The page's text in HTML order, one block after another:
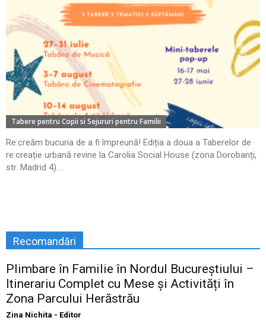
Tabere pentru Copii si Sejururi pentru Familii
Re:creăm bucuria de a fi împreună! Ediția a doua a Taberelor de
re:creație urbană revine la Carolia Social House (zona Dorobanți,
str. Madrid 4)....
Recomandări
Plimbare în Familie în Nordul Bucureștiului –
Itinerariu Complet cu Mese și Activități în
Zona Parcului Herăstrău
Zina Nichita - Editor